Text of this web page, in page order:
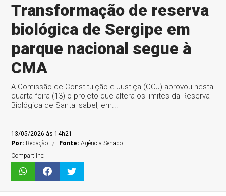
Transformação de reserva
biológica de Sergipe em
parque nacional segue à
CMA
A Comissão de Constituição e Justiça (CCJ) aprovou nesta
quarta-feira (13) o projeto que altera os limites da Reserva
Biológica de Santa Isabel, em...
13/05/2026 às 14h21
Por: Redação Fonte:Agência Senado
Compartilhe: